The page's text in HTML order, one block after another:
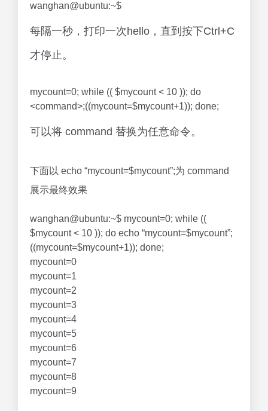
wanghan@ubuntu:~$
每隔一秒，打印一次hello，直到按下Ctrl+C
才停止。
mycount=0; while (( $mycount < 10 )); do
<command>;((mycount=$mycount+1)); done;
可以将 command 替换为任意命令。
下面以 echo “mycount=$mycount”;为 command
展示最终效果
wanghan@ubuntu:~$ mycount=0; while ((
$mycount < 10 )); do echo “mycount=$mycount”;
((mycount=$mycount+1)); done;
mycount=0
mycount=1
mycount=2
mycount=3
mycount=4
mycount=5
mycount=6
mycount=7
mycount=8
mycount=9